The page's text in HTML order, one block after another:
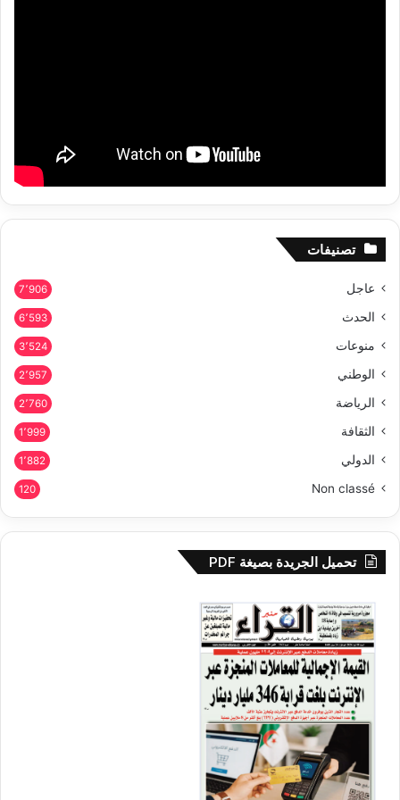
تصنيفات
عاجل 7٬906
الحدث 6٬593
منوعات 3٬524
الوطني 2٬957
الرياضة 2٬760
الثقافة 1٬999
الدولي 1٬882
Non classé
120
تحميل الجريدة بصيغة PDF